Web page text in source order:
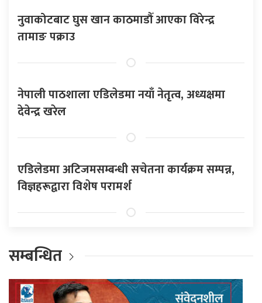
नुवाकोटबाट घुस खान काठमाडौँ आएका विरेन्द्र
तामाङ पक्राउ
नेपाली पाठशाला एडिलेडमा नयाँ नेतृत्व, अध्यक्षमा
देवेन्द्र खरेल
एडिलेडमा अटिजमसम्बन्धी सचेतना कार्यक्रम सम्पन्न,
विज्ञहरूद्वारा विशेष परामर्श
सम्बन्धित